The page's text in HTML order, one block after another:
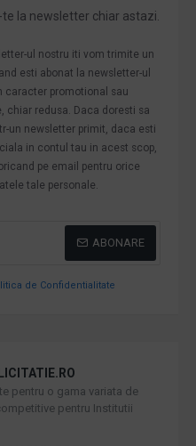
la newsletter chiar astazi.
ul nostru iti vom trimite un
esti abonat la newsletter-ul
caracter promotional sau
chiar redusa. Daca doresti sa
un newsletter primit, daca esti
in contul tau in acest scop,
pe email pentru orice
tale personale.
ABONARE
de Confidentialitate
pentru o gama variata de
pentru Institutii